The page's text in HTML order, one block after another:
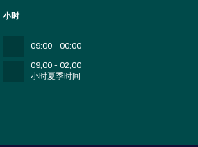
小时
09:00 - 00:00
09;00 - 02;00
小时夏季时间